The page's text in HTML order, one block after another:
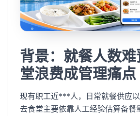
背景：就餐人数
堂浪费成管理痛点
现有职工近***人，日常就餐供应
去食堂主要依靠人工经验估算备餐